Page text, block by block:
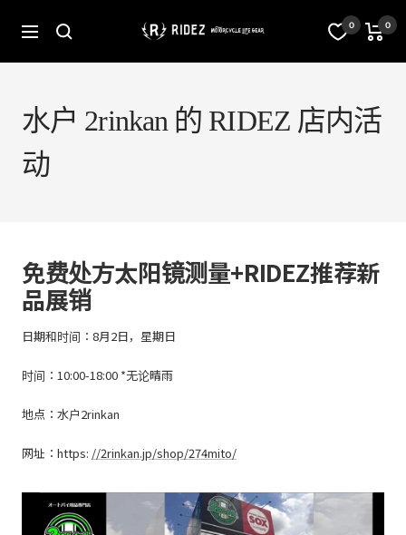
容
导
オ
フ
ィ
ス
0 0
水户 2rinkan 的 RIDEZ 店内活
动
免费处方太阳镜测量+RIDEZ推荐新
品展销
日期和时间：8月2日，星期日
时间：10:00-18:00 *无论晴雨
地点：水户2rinkan
网址：https: //2rinkan.jp/shop/274mito/